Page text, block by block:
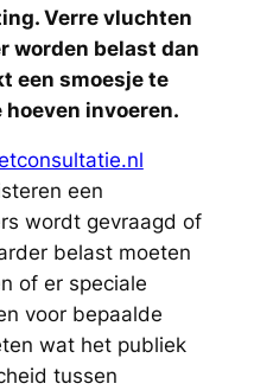
Verre vluchten
worden belast dan
een smoesje te
invoeren.
een
wordt gevraagd of
belast moeten
of er speciale
voor bepaalde
wat het publiek
tussen